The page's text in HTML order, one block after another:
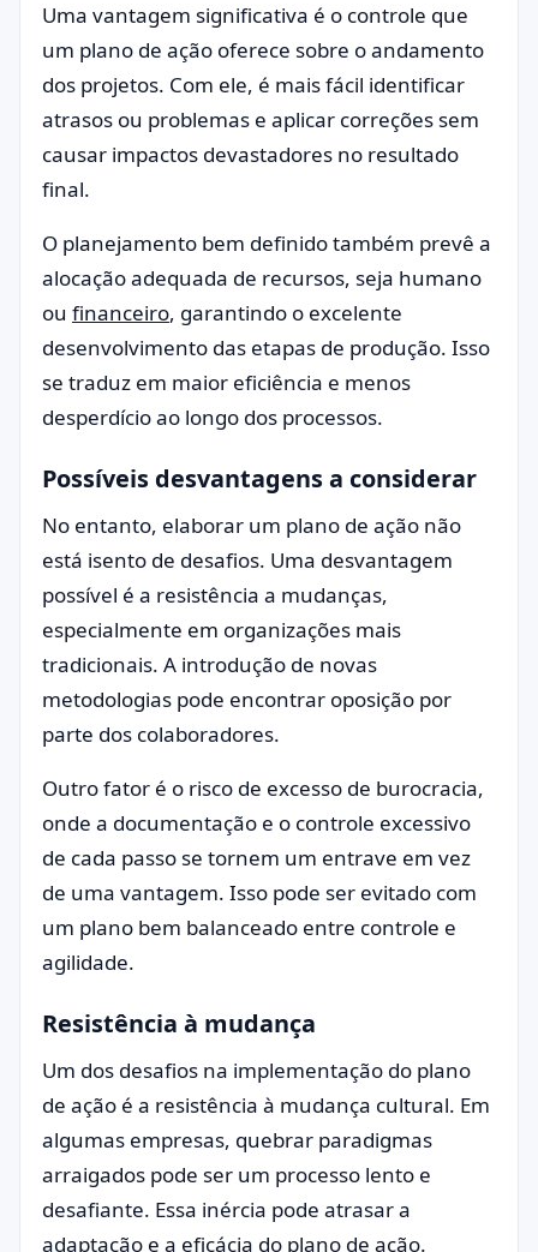
Uma vantagem significativa é o controle que
um plano de ação oferece sobre o andamento
dos projetos. Com ele, é mais fácil identificar
atrasos ou problemas e aplicar correções sem
causar impactos devastadores no resultado
final.
O planejamento bem definido também prevê a
alocação adequada de recursos, seja humano
ou financeiro, garantindo o excelente
desenvolvimento das etapas de produção. Isso
se traduz em maior eficiência e menos
desperdício ao longo dos processos.
Possíveis desvantagens a considerar
No entanto, elaborar um plano de ação não
está isento de desafios. Uma desvantagem
possível é a resistência a mudanças,
especialmente em organizações mais
tradicionais. A introdução de novas
metodologias pode encontrar oposição por
parte dos colaboradores.
Outro fator é o risco de excesso de burocracia,
onde a documentação e o controle excessivo
de cada passo se tornem um entrave em vez
de uma vantagem. Isso pode ser evitado com
um plano bem balanceado entre controle e
agilidade.
Resistência à mudança
Um dos desafios na implementação do plano
de ação é a resistência à mudança cultural. Em
algumas empresas, quebrar paradigmas
arraigados pode ser um processo lento e
desafiante. Essa inércia pode atrasar a
adaptação e a eficácia do plano de ação.